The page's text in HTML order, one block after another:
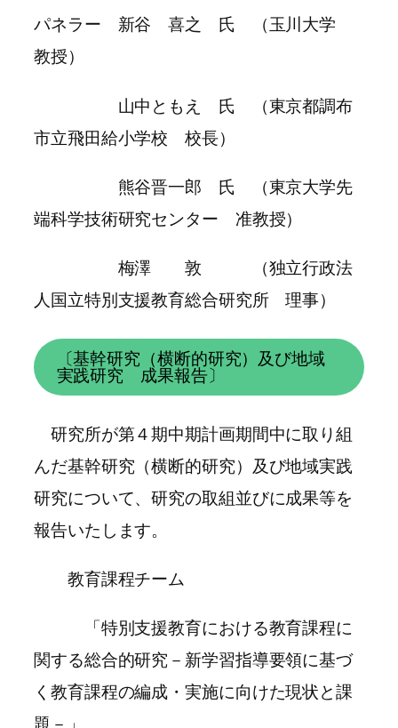
パネラー 新谷 喜之 氏 （玉川大学
教授）
山中ともえ 氏 （東京都調布
市立飛田給小学校 校長）
熊谷晋一郎 氏 （東京大学先
端科学技術研究センター 准教授）
梅澤 敦 （独立行政法
人国立特別支援教育総合研究所 理事）
〔基幹研究（横断的研究）及び地域
実践研究 成果報告〕
研究所が第４期中期計画期間中に取り組
んだ基幹研究（横断的研究）及び地域実践
研究について、研究の取組並びに成果等を
報告いたします。
教育課程チーム
「特別支援教育における教育課程に
関する総合的研究－新学習指導要領に基づ
く教育課程の編成・実施に向けた現状と課
題－」